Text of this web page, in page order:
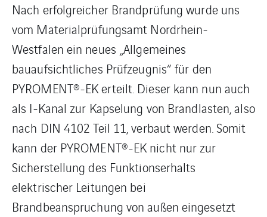
Nach erfolgreicher Brandprüfung wurde uns
vom Materialprüfungsamt Nordrhein-
Westfalen ein neues „Allgemeines
bauaufsichtliches Prüfzeugnis“ für den
PYROMENT®-EK erteilt. Dieser kann nun auch
als I-Kanal zur Kapselung von Brandlasten, also
nach DIN 4102 Teil 11, verbaut werden. Somit
kann der PYROMENT®-EK nicht nur zur
Sicherstellung des Funktionserhalts
elektrischer Leitungen bei
Brandbeanspruchung von außen eingesetzt